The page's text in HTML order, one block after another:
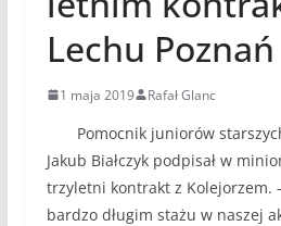
Lechu Poznań
1 maja 2019 Rafał Glanc
Pomocnik juniorów
Jakub Białczyk podpisał w
trzyletni kontrakt z Kolejorzem.
bardzo długim stażu w naszej